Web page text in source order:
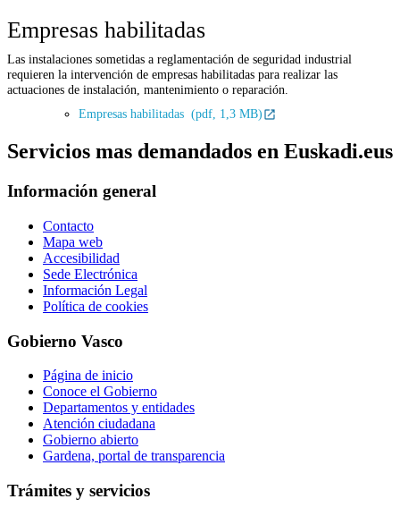
Empresas habilitadas
Las instalaciones sometidas a reglamentación de seguridad industrial
requieren la intervención de empresas habilitadas para realizar las
actuaciones de instalación, mantenimiento o reparación.
Empresas habilitadas (pdf, 1,3 MB)
Servicios mas demandados en Euskadi.eus
Información general
Contacto
Mapa web
Accesibilidad
Sede Electrónica
Información Legal
Política de cookies
Gobierno Vasco
Página de inicio
Conoce el Gobierno
Departamentos y entidades
Atención ciudadana
Gobierno abierto
Gardena, portal de transparencia
Trámites y servicios